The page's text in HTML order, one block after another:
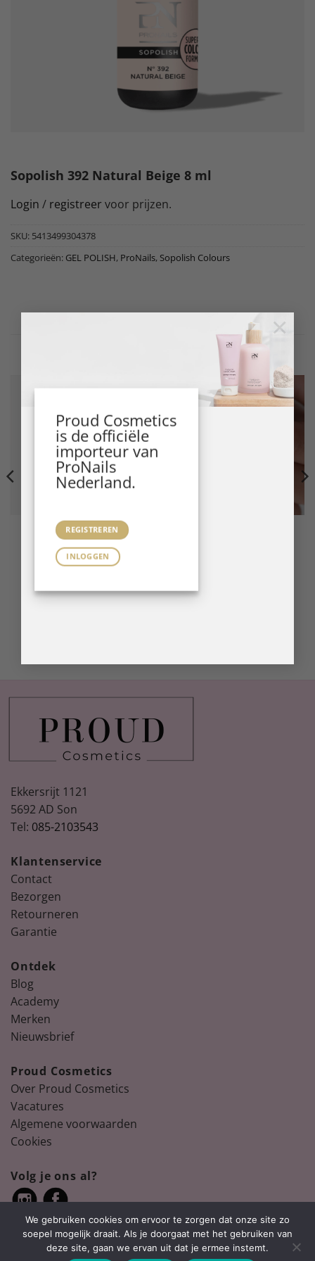
Proud Cosmetics
is de officiële
importeur van
ProNails
Nederland.
REGISTREREN
INLOGGEN
×
Sopolish 392 Natural Beige 8 ml
Login / registreer voor prijzen.
SKU: 5413499304378
Categorieën: GEL POLISH, ProNails, Sopolish Colours
Gerelateerde producten
B GEL SYSTEM
BFlex LED Gel Milky 14 ml
LEES VERDER
Login/registreervoor
Login
Ekkersrijt 1121
5692 AD Son
Tel: 085-2103543
Klantenservice
Contact
Bezorgen
Retourneren
Garantie
Ontdek
Blog
Academy
Merken
Nieuwsbrief
Proud Cosmetics
Over Proud Cosmetics
Vacatures
Algemene voorwaarden
Cookies
Volg je ons al?
We gebruiken cookies om ervoor te zorgen dat onze site zo
soepel mogelijk draait. Als je doorgaat met het gebruiken van
deze site, gaan we ervan uit dat je ermee instemt.